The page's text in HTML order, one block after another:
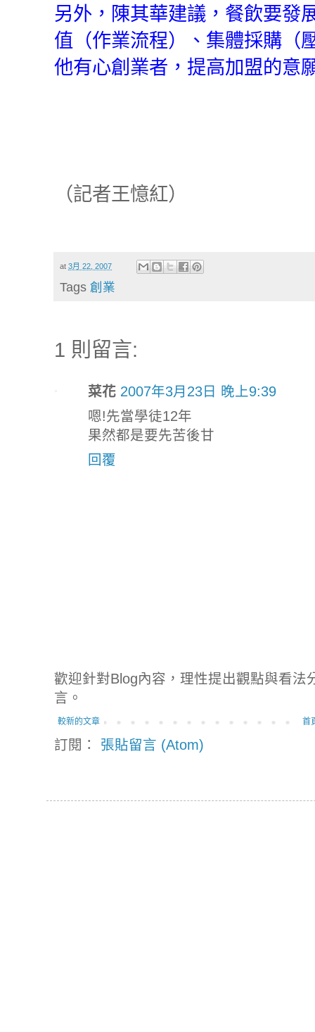
另外，陳其華建議，餐飲要發
值（作業流程）、集體採購（
他有心創業者，提高加盟的意
（記者王憶紅）
at3月 22, 2007
Tags創業
1 則留言:
菜花 2007年3月23日 晚上9:39
嗯!先當學徒12年
果然都是要先苦後甘
回覆
歡迎針對Blog內容，理性提出觀點與看
言。
較新的文章 首
訂閱： 張貼留言 (Atom)